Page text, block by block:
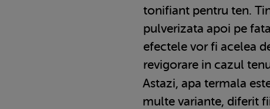
tonifiant pentru ten.
pulverizata apoi pe
efectele vor fi acelea
revigorare in cazul
Astazi, apa termala
multe variante, diferit